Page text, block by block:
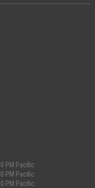
PM Pacific
PM Pacific
PM Pacific